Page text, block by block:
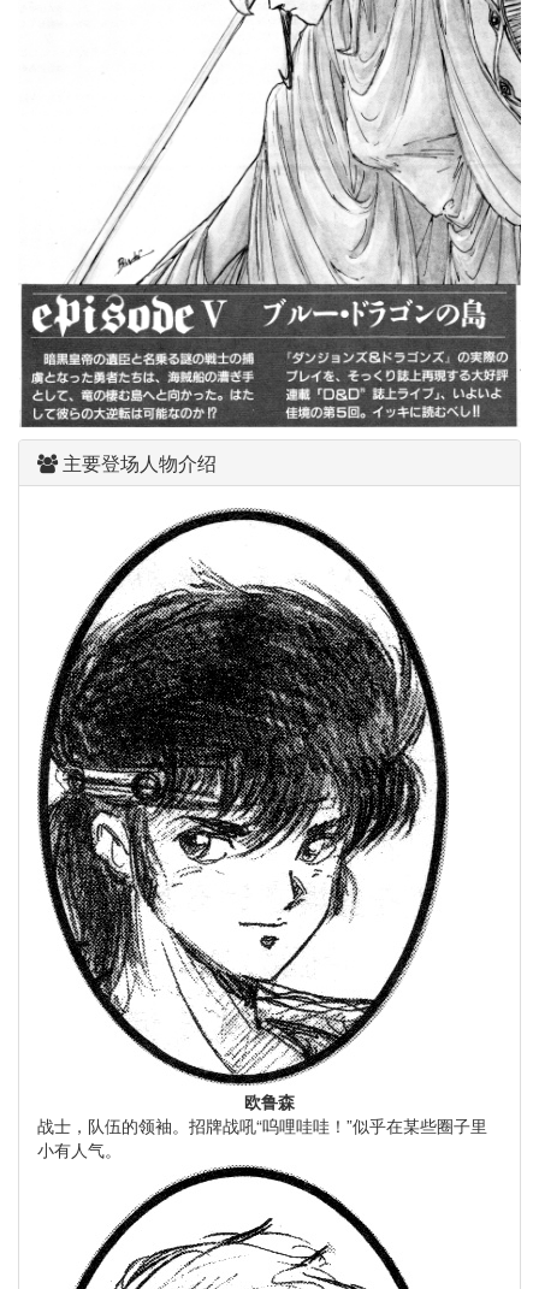
主要登场人物介绍
欧鲁森
战士，队伍的领袖。招牌战吼“呜哩哇哇！”似乎在某些圈子里
小有人气。